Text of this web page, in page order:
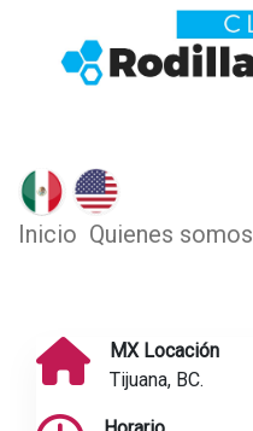
Inicio Quienes somos
MX Locación
Tijuana, BC.